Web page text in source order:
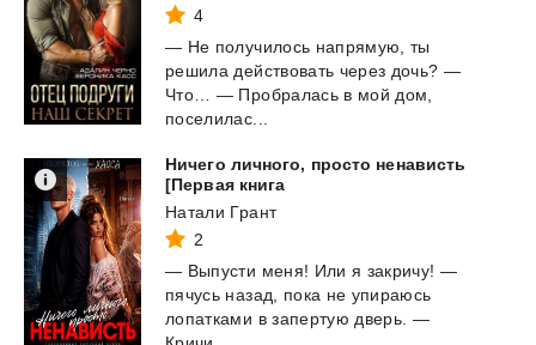
4
— Не получилось напрямую, ты
решила действовать через дочь? —
Что… — Пробралась в мой дом,
поселилас...
Ничего личного, просто ненависть
[Первая книга
Натали Грант
2
— Выпусти меня! Или я закричу! —
пячусь назад, пока не упираюсь
лопатками в запертую дверь. —